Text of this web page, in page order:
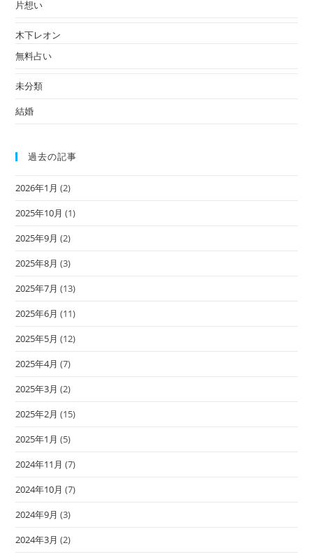
片想い
木下レオン
無料占い
未分類
結婚
過去の記事
2026年1月 (2)
2025年10月 (1)
2025年9月 (2)
2025年8月 (3)
2025年7月 (13)
2025年6月 (11)
2025年5月 (12)
2025年4月 (7)
2025年3月 (2)
2025年2月 (15)
2025年1月 (5)
2024年11月 (7)
2024年10月 (7)
2024年9月 (3)
2024年3月 (2)